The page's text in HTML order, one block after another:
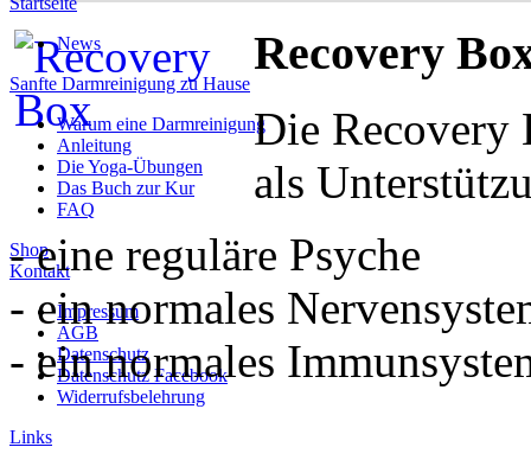
News
Sanfte Darmreinigung zu Hause
Warum eine Darmreinigung
Anleitung
Die Yoga-Übungen
Das Buch zur Kur
FAQ
Shop
Kontakt
Impressum
AGB
Datenschutz
Datenschutz Facebook
Widerrufsbelehrung
Links
Recovery
Die Recovery
als
- eine reguläre Psyche
- ein normales
- ein normales